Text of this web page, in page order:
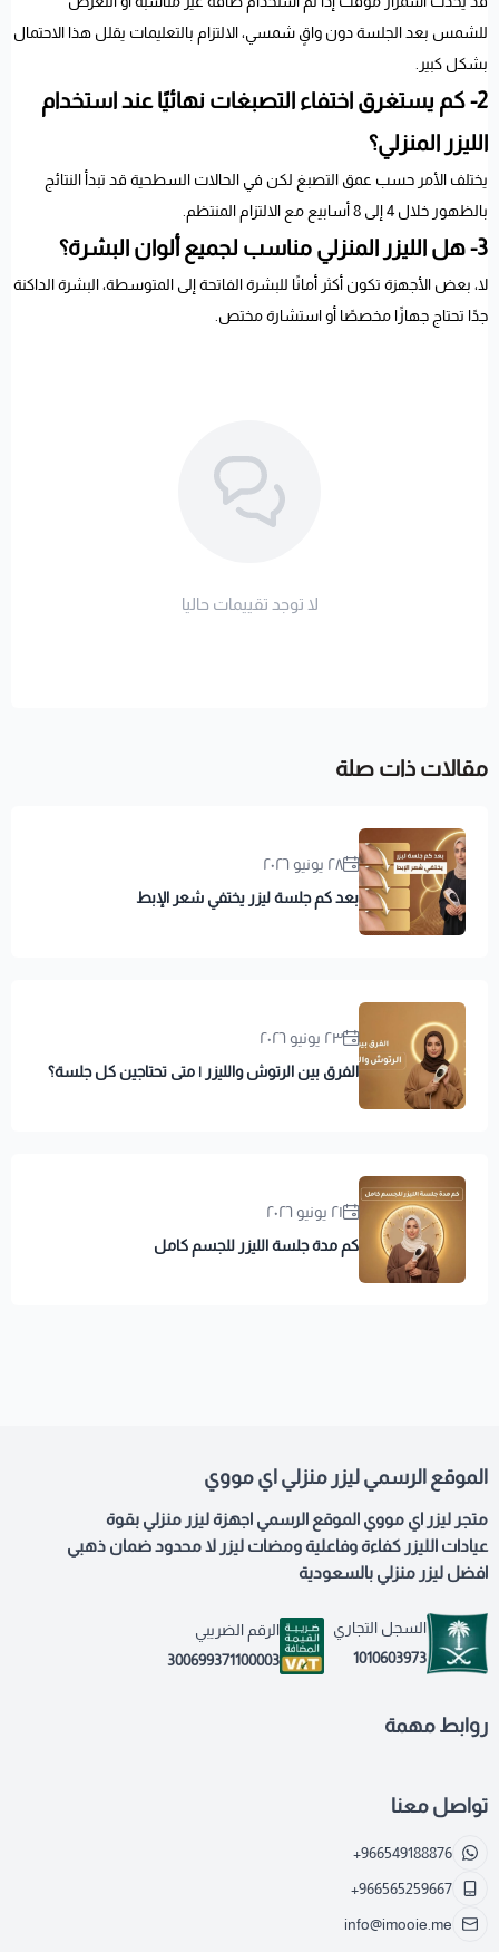
للشمس بعد الجلسة دون واقٍ شمسي، الالتزام بالتعليمات يقلل هذا الاحتمال
بشكل كبير.
2- كم يستغرق اختفاء التصبغات نهائيًا عند استخدام
الليزر المنزلي؟
يختلف الأمر حسب عمق التصبغ لكن في الحالات السطحية قد تبدأ النتائج
بالظهور خلال 4 إلى 8 أسابيع مع الالتزام المنتظم.
3- هل الليزر المنزلي مناسب لجميع ألوان البشرة؟
لا، بعض الأجهزة تكون أكثر أمانًا للبشرة الفاتحة إلى المتوسطة، البشرة الداكنة
جدًا تحتاج جهازًا مخصصًا أو استشارة مختص.
لا توجد تقييمات حاليا
مقالات ذات صلة
٢٨ يونيو ٢٠٢٦
بعد كم جلسة ليزر يختفي شعر الإبط
٢٣ يونيو ٢٠٢٦
الفرق بين الرتوش والليزر | متى تحتاجين كل جلسة؟
٢١ يونيو ٢٠٢٦
كم مدة جلسة الليزر للجسم كامل
الموقع الرسمي ليزر منزلي اي مووي
متجر ليزر اي مووي الموقع الرسمي اجهزة ليزر منزلي بقوة
عيادات الليزر كفاءة وفاعلية ومضات ليزر لا محدود ضمان ذهبي
افضل ليزر منزلي بالسعودية
السجل التجاري
1010603973
الرقم الضريبي
300699371100003
روابط مهمة
تواصل معنا
+966549188876
+966565259667
info@imooie.me